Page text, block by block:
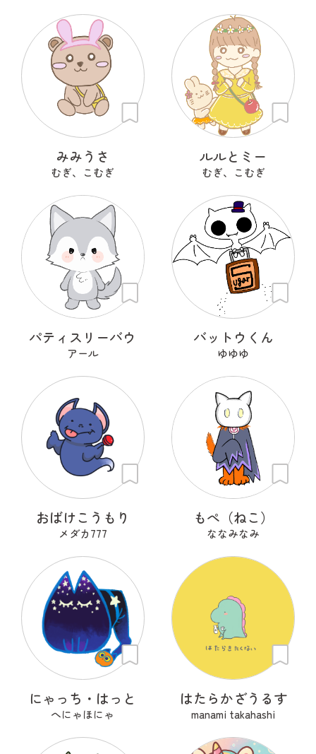
みみうさ
むぎ、こむぎ
ルルとミー
むぎ、こむぎ
パティスリーバウ
アール
バットウくん
ゆゆゆ
おばけこうもり
メダカ777
もぺ（ねこ）
ななみなみ
にゃっち・はっと
へにゃほにゃ
はたらかざうるす
manami takahashi